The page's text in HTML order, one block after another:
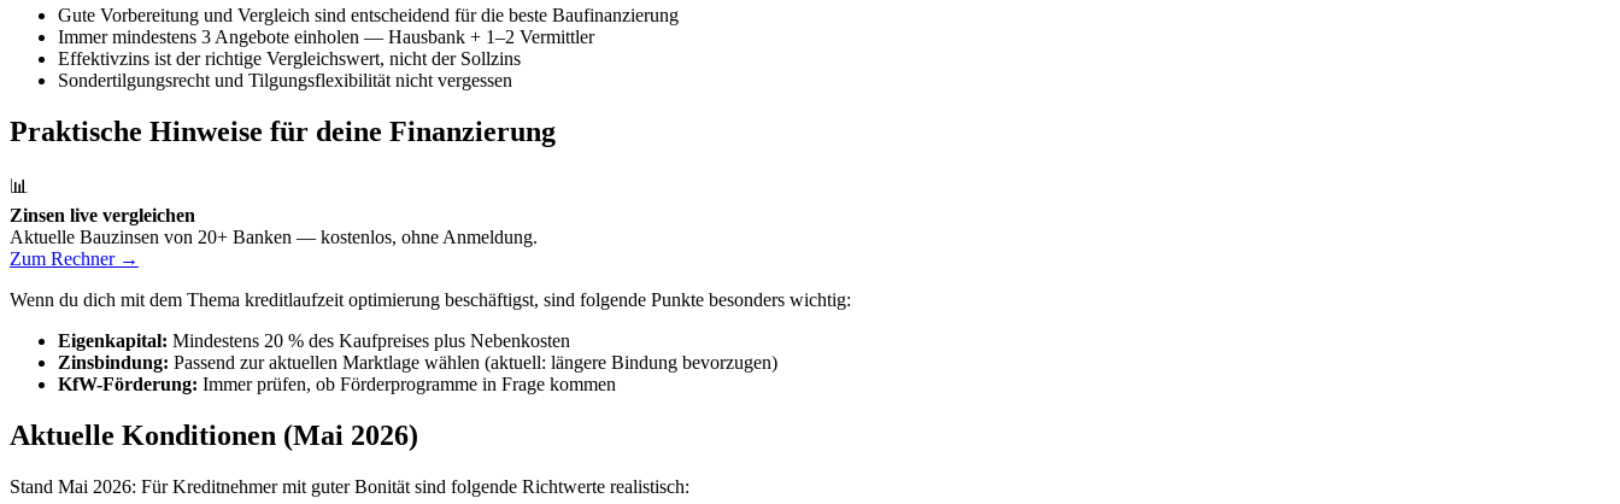
Gute Vorbereitung und Vergleich sind entscheidend für die beste Baufinanzierung
Immer mindestens 3 Angebote einholen — Hausbank + 1–2 Vermittler
Effektivzins ist der richtige Vergleichswert, nicht der Sollzins
Sondertilgungsrecht und Tilgungsflexibilität nicht vergessen
Praktische Hinweise für deine Finanzierung
📊
Zinsen live vergleichen
Aktuelle Bauzinsen von 20+ Banken — kostenlos, ohne Anmeldung.
Zum Rechner →
Wenn du dich mit dem Thema kreditlaufzeit optimierung beschäftigst, sind folgende Punkte besonders wichtig:
Eigenkapital: Mindestens 20 % des Kaufpreises plus Nebenkosten
Zinsbindung: Passend zur aktuellen Marktlage wählen (aktuell: längere Bindung bevorzugen)
KfW-Förderung: Immer prüfen, ob Förderprogramme in Frage kommen
Aktuelle Konditionen (Mai 2026)
Stand Mai 2026: Für Kreditnehmer mit guter Bonität sind folgende Richtwerte realistisch: